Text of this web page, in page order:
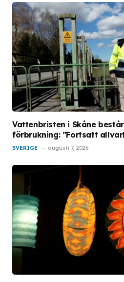
Vattenbristen i Skåne
förbrukning: ”Fortsatt
SVERIGE augusti 7, 2026